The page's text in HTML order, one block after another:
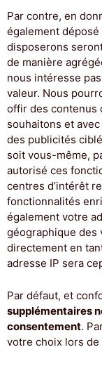
Par contre, en
également
disposerons
de manière
nous intéresse
valeur. Nous
offir des contenus
souhaitons et
des publicités
soit vous-même,
autorisé ces
centres d’intérêt
fonctionnalités
également votre
géographique des
directement en
adresse IP sera
Par défaut, et
supplémentaires
consentement.
votre choix lors